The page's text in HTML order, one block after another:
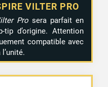
VILTER PRO
Prosera parfait en
d’origine. Attention
compatible avec